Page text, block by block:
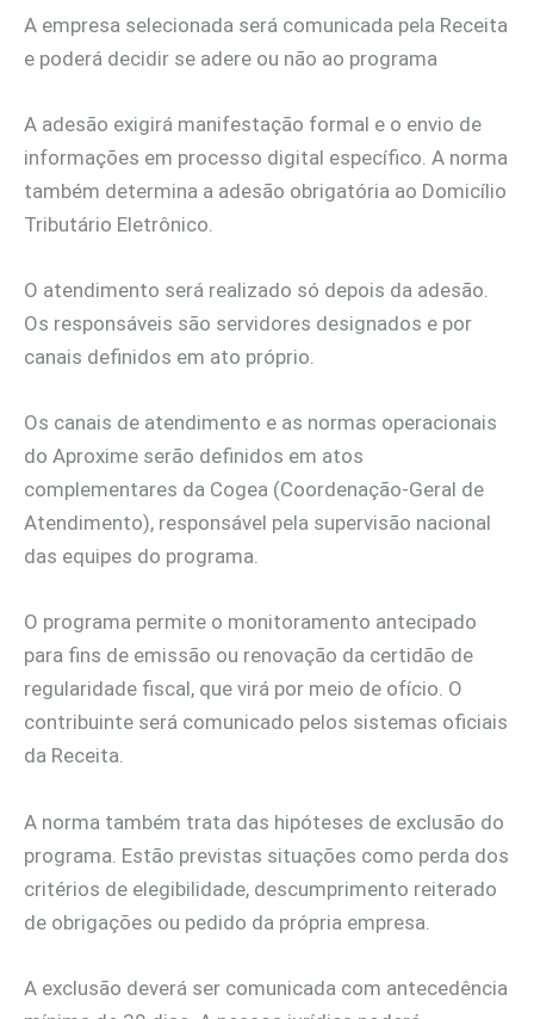
A empresa selecionada será comunicada pela Receita
e poderá decidir se adere ou não ao programa
A adesão exigirá manifestação formal e o envio de
informações em processo digital específico. A norma
também determina a adesão obrigatória ao Domicílio
Tributário Eletrônico.
O atendimento será realizado só depois da adesão.
Os responsáveis são servidores designados e por
canais definidos em ato próprio.
Os canais de atendimento e as normas operacionais
do Aproxime serão definidos em atos
complementares da Cogea (Coordenação-Geral de
Atendimento), responsável pela supervisão nacional
das equipes do programa.
O programa permite o monitoramento antecipado
para fins de emissão ou renovação da certidão de
regularidade fiscal, que virá por meio de ofício. O
contribuinte será comunicado pelos sistemas oficiais
da Receita.
A norma também trata das hipóteses de exclusão do
programa. Estão previstas situações como perda dos
critérios de elegibilidade, descumprimento reiterado
de obrigações ou pedido da própria empresa.
A exclusão deverá ser comunicada com antecedência